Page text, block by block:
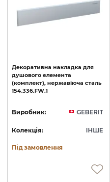
Декоративна накладка для
душового елемента
(комплект), нержавіюча сталь
154.336.FW.1
Виробник: GEBERIT
Колекція: ІНШЕ
Під замовлення